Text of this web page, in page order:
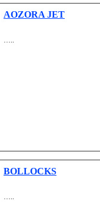
AOZORA JET
…..
BOLLOCKS
…..